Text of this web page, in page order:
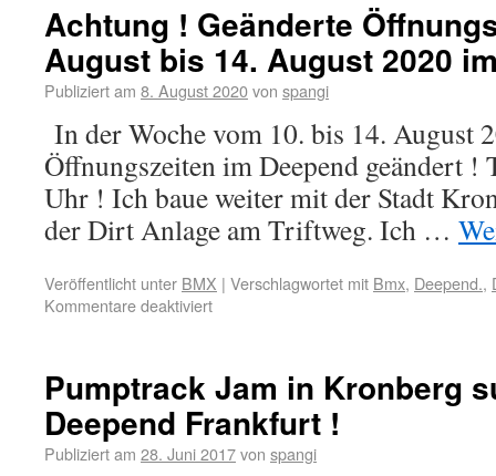
Achtung ! Geänderte
August bis 14. August 2020
Publiziert am 8. August 2020von spangi
In der Woche vom 10. bis 14. August
Öffnungszeiten im Deepend geändert !
Uhr ! Ich baue weiter mit der Stadt
der Dirt Anlage am Triftweg. Ich …
Veröffentlicht unter BMX | Verschlagwortet mit Bmx, Deepend.,
Kommentare deaktiviert
Pumptrack Jam in Kronberg
Deepend Frankfurt !
Publiziert am 28. Juni 2017von spangi